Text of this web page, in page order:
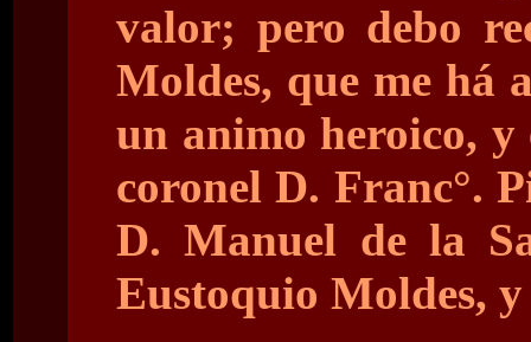
valor; pero debo
Moldes, que me há
un animo heroico, y
coronel D. Franc°.
D. Manuel de la
Eustoquio Moldes,